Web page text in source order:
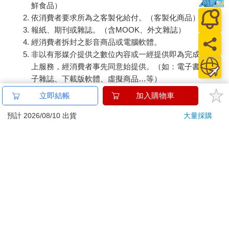
鮮食品）
依消費者要求所為之客製化給付。（客製化商品）
報紙、期刊或雜誌。（含MOOK、外文雜誌）
經消費者拆封之影音商品或電腦軟體。
非以有形媒介提供之數位內容或一經提供即為完成之線
上服務，經消費者事先同意始提供。（如：電子書、電
子雜誌、下載版軟體、虛擬商品…等）
已拆封之個人衛生用品。（如：內衣褲、刮鬍刀、除毛
刀…等）
若非上列種類商品，均享有到貨7天的猶豫期（含例假
立即結帳 加入購物車
預計 2026/08/10 出貨 大量採購